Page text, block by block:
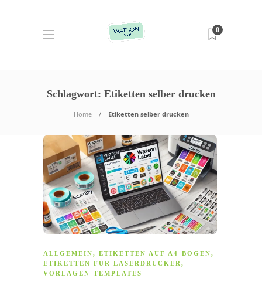
0
Schlagwort: Etiketten selber drucken
Home Etiketten selber drucken
ALLGEMEIN, ETIKETTEN AUF A4-BOGEN,
ETIKETTEN FÜR LASERDRUCKER ,
VORLAGEN-TEMPLATES